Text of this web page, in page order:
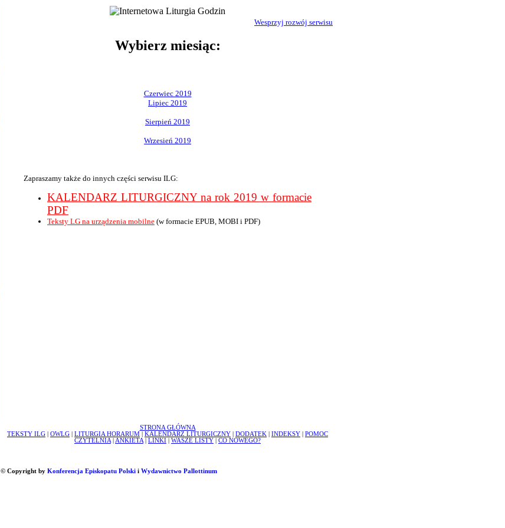
Wesprzyj rozwój serwisu
Wybierz miesiąc:
Czerwiec 2019
Lipiec 2019
Sierpień 2019
Wrzesień 2019
Zapraszamy także do innych części serwisu ILG:
KALENDARZ LITURGICZNY na rok 2019 w formacie
PDF
Teksty LG na urządzenia mobilne (w formacie EPUB, MOBI i PDF)
STRONA GŁÓWNA
TEKSTY ILG
OWLG LITURGIA HORARUM KALENDARZ LITURGICZNY DODATEK INDEKSY
POMOC
CZYTELNIA
ANKIETA LINKI WASZE LISTY CO NOWEGO?
© Copyright by Konferencja Episkopatu Polskii Wydawnictwo Pallottinum